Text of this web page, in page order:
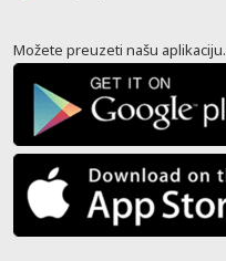
Možete preuzeti našu aplikaciju.